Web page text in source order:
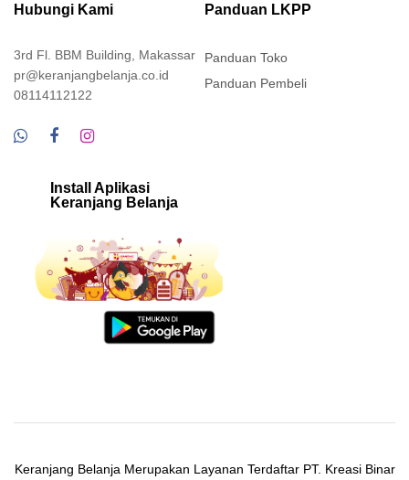
Hubungi Kami
3rd Fl. BBM Building, Makassar
pr@keranjangbelanja.co.id
08114112122
Panduan LKPP
Panduan Toko
Panduan Pembeli
Install Aplikasi
Keranjang Belanja
Keranjang Belanja Merupakan Layanan Terdaftar PT. Kreasi Binar